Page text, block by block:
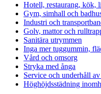
Hotell, restaurang, kök,
Gym, simhall och
Industri och
Golv, mattor och
Sanitära utrymmen
Inga mer tuggummin,
Vård och omsorg
Stryka med ånga
Service och underhåll
Höghöjdsstädning